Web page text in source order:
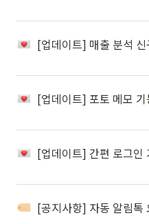
[업데이트] 매출 분석
[업데이트] 포토 메모
[업데이트] 간편 로그인
[공지사항] 자동 알림톡